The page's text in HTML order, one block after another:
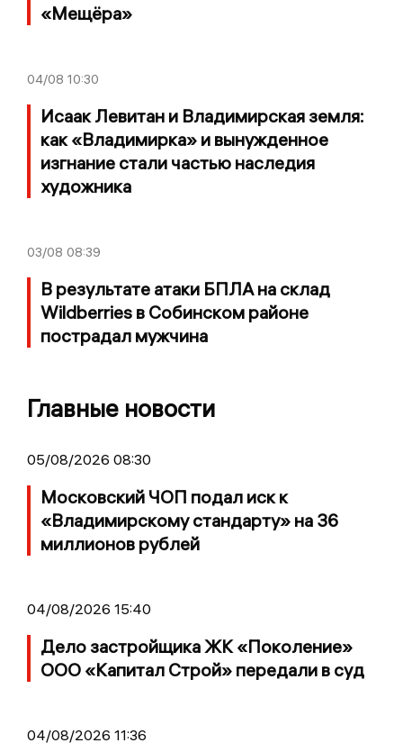
«Мещёра»
04/08 10:30
Исаак Левитан и Владимирская земля:
как «Владимирка» и вынужденное
изгнание стали частью наследия
художника
03/08 08:39
В результате атаки БПЛА на склад
Wildberries в Собинском районе
пострадал мужчина
Главные новости
05/08/2026 08:30
Московский ЧОП подал иск к
«Владимирскому стандарту» на 36
миллионов рублей
04/08/2026 15:40
Дело застройщика ЖК «Поколение»
ООО «Капитал Строй» передали в суд
04/08/2026 11:36